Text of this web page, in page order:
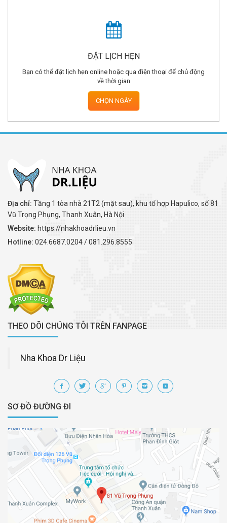
ĐẶT LỊCH HẸN
Bạn có thể đặt lịch hẹn online hoặc qua điện thoại để chủ động
về thời gian
CHỌN NGÀY
Địa chỉ: Tầng 1 tòa nhà 21T2 (mặt sau), khu tổ hợp Hapulico, số 81
Vũ Trọng Phụng, Thanh Xuân, Hà Nội
Website: https://nhakhoadrlieu.vn
Hotline: 024.6687.0204 / 081.296.8555
THEO DÕI CHÚNG TÔI TRÊN FANPAGE
Nha Khoa Dr Liệu
SƠ ĐỒ ĐƯỜNG ĐI